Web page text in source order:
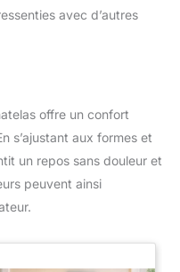
avec d’autres
offre un confort
s’ajustant aux formes et
un repos sans douleur et
peuvent ainsi